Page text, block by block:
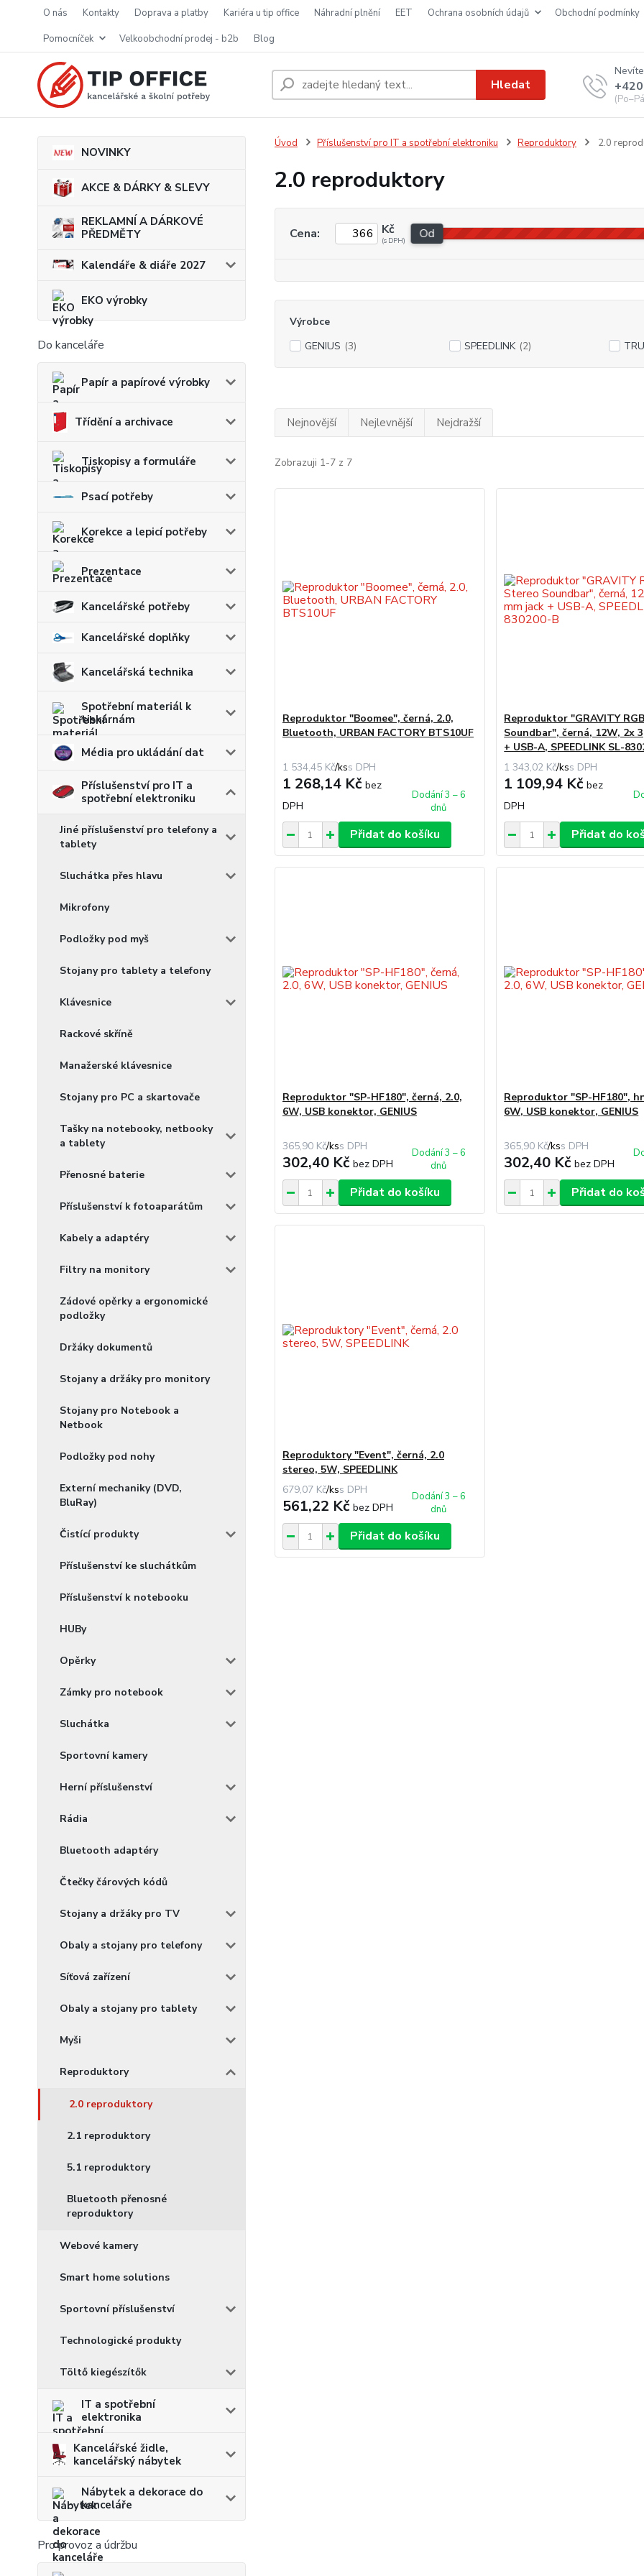
o nás kontakty doprava a platby kariéra u tip office náhradní plnění EET ochrana osobních údajů
obchodní podmínky
pomocníček
velkoobchodní prodej - b2b blog
Hledat
NOVINKY
AKCE & DÁRKY & SLEVY
REKLAMNÍ A DÁRKOVÉ
PŘEDMĚTY
Kalendáře & diáře 2027
EKO výrobky
Do kanceláře
Papír a papírové výrobky
Třídění a archivace
Tiskopisy a formuláře
Psací potřeby
Korekce a lepicí potřeby
Prezentace
Kancelářské potřeby
Kancelářské doplňky
Kancelářská technika
Spotřební materiál k
tiskárnám
Média pro ukládání dat
Příslušenství pro IT a
spotřební elektroniku
Jiné příslušenství pro telefony a
tablety
Sluchátka přes hlavu
Mikrofony
Podložky pod myš
Stojany pro tablety a telefony
Klávesnice
Rackové skříně
Manažerské klávesnice
Stojany pro PC a skartovače
Tašky na notebooky, netbooky
a tablety
Přenosné baterie
Příslušenství k fotoaparátům
Kabely a adaptéry
Filtry na monitory
Zádové opěrky a ergonomické
podložky
Držáky dokumentů
Stojany a držáky pro monitory
Stojany pro Notebook a
Netbook
Podložky pod nohy
Externí mechaniky (DVD,
BluRay)
Čistící produkty
Příslušenství ke sluchátkům
Příslušenství k notebooku
HUBy
Opěrky
Zámky pro notebook
Sluchátka
Sportovní kamery
Herní příslušenství
Rádia
Bluetooth adaptéry
Čtečky čárových kódů
Stojany a držáky pro TV
Obaly a stojany pro telefony
Síťová zařízení
Obaly a stojany pro tablety
Myši
Reproduktory
2.0 reproduktory
2.1 reproduktory
5.1 reproduktory
Bluetooth přenosné
reproduktory
Webové kamery
Smart home solutions
Sportovní příslušenství
Technologické produkty
Töltő kiegészítők
IT a spotřební
elektronika
Kancelářské židle,
kancelářský nábytek
Nábytek a dekorace do
kanceláře
Pro provoz a údržbu
Úvod Příslušenství pro IT a spotřební elektroniku Reproduktory 2.0
2.0 reproduktory
Cena: Kč Od
Výrobce
GENIUS (3) SPEEDLINK (2)
Nejnovější Nejlevnější Nejdražší
Zobrazuji 1-7 z 7
Reproduktor "Boomee", černá, 2.0,
Bluetooth, URBAN FACTORY BTS10UF
1 534,45 Kč/ks
1 268,14 Kč bez
DPH
Dodání 3 – 6
dnů
Přidat do košíku
Reproduktor "GRAVITY
Soundbar", černá, 12W, 2x
+ USB-A, SPEEDLINK SL-
1 343,02 Kč/ks
1 109,94 Kčbez
DPH
Přidat do
Reproduktor "SP-HF180", černá, 2.0,
6W, USB konektor, GENIUS
365,90 Kč/ks
302,40 Kč bez DPH
Dodání 3 – 6
dnů
Přidat do košíku
Reproduktor "SP-HF180",
6W, USB konektor, GENIUS
365,90 Kč/ks
302,40 Kčbez DPH
Přidat do
Reproduktory "Event", černá, 2.0
stereo, 5W, SPEEDLINK
679,07 Kč/ks
561,22 Kč bez DPH
Dodání 3 – 6
dnů
Přidat do košíku